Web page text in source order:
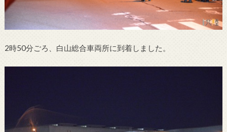
2時50分ごろ、白山総合車両所に到着しました。